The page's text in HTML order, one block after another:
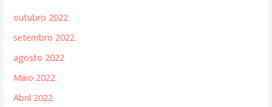
outubro 2022
setembro 2022
agosto 2022
Maio 2022
Abril 2022